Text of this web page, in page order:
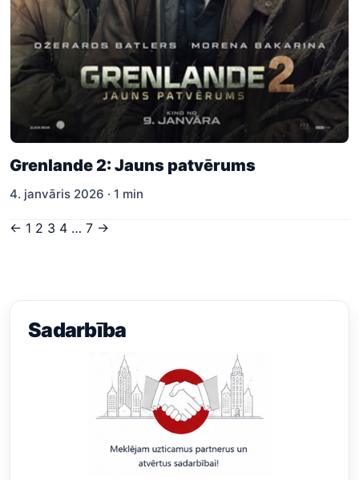
Grenlande 2: Jauns patvērums
4. janvāris 2026 · 1 min
Ziņu
lappusēm
← 1 2 3 4 … 7 →
Sadarbība